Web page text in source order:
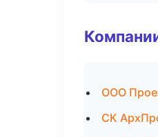
ООО
СК